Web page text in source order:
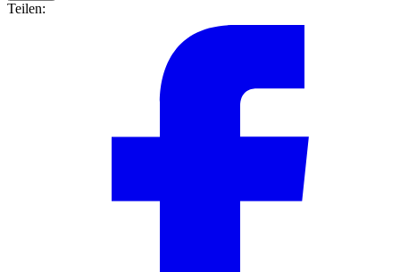
Teilen: